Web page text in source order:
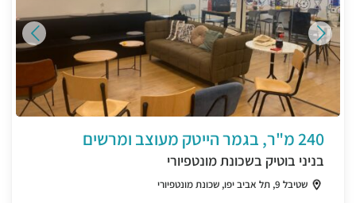
240 מ"ר, בגמר הייטק מעוצב ומרשים
בניני בוטיק בשכונת מונטפיורי
שטיבל 9, תל אביב יפו, שכונת מונטפיורי